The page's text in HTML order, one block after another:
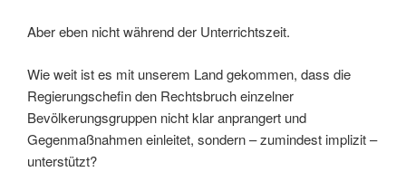
Aber eben nicht während der Unterrichtszeit.
Wie weit ist es mit unserem Land gekommen, dass die
Regierungschefin den Rechtsbruch einzelner
Bevölkerungsgruppen nicht klar anprangert und
Gegenmaßnahmen einleitet, sondern – zumindest implizit –
unterstützt?